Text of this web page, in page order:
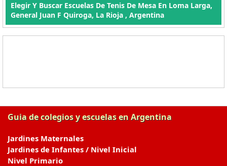
Elegir Y Buscar Escuelas De Tenis De Mesa En Loma Larga,
General Juan F Quiroga, La Rioja , Argentina
Guia de colegios y escuelas en Argentina
Jardines Maternales
Jardines de Infantes / Nivel Inicial
Nivel Primario